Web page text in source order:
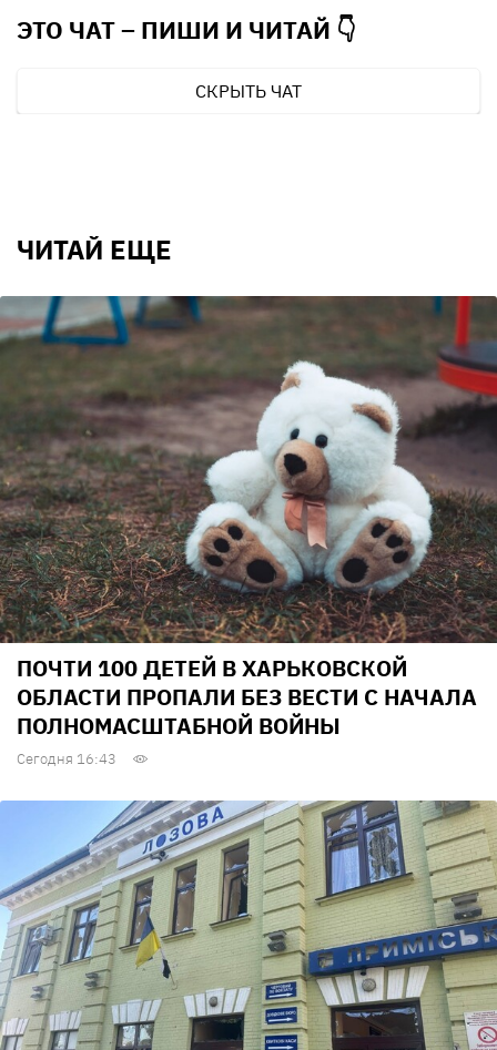
ЭТО ЧАТ – ПИШИ И ЧИТАЙ 👇
СКРЫТЬ ЧАТ
ЧИТАЙ ЕЩЕ
ПОЧТИ 100 ДЕТЕЙ В ХАРЬКОВСКОЙ
ОБЛАСТИ ПРОПАЛИ БЕЗ ВЕСТИ С НАЧАЛА
ПОЛНОМАСШТАБНОЙ ВОЙНЫ
Сегодня 16:43